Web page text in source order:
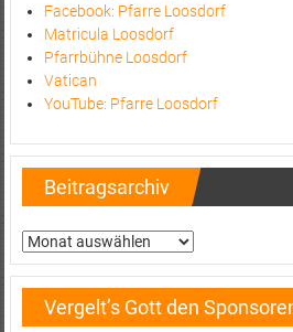
Facebook: Pfarre Loosdorf
Matricula Loosdorf
Pfarrbühne Loosdorf
Vatican
YouTube: Pfarre Loosdorf
Beitragsarchiv
Beitragsarchiv
Vergelt’s Gott den